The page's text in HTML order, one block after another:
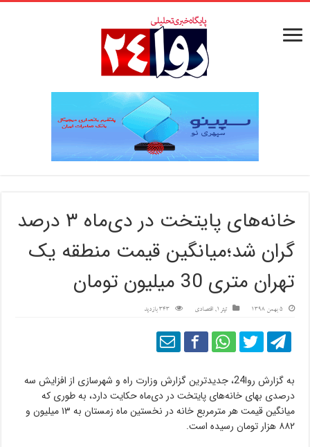
خانه‌های پایتخت در دی‌ماه ۳ درصد
گران شد؛میانگین قیمت منطقه یک
تهران متری 30 میلیون تومان
5 بهمن 1398 تیتر1 ,اقتصادی 343 بازدید
به گزارش روا24، جدیدترین گزارش وزارت راه‌ و شهرسازی از افزایش سه
درصدی بهای خانه‌های پایتخت در دی‌ماه حکایت دارد، به طوری که
میانگین قیمت هر مترمربع خانه در نخستین ماه زمستان به ۱۳ میلیون و
۸۸۲ هزار تومان رسیده است.